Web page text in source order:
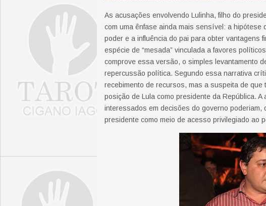
As acusações envolvendo Lulinha, filho do
com uma ênfase ainda mais sensível: a
poder e a influência do pai para obter vantagens
espécie de “mesada” vinculada a favores
comprove essa versão, o simples levantamento
repercussão política. Segundo essa narrativa
recebimento de recursos, mas a suspeita de
posição de Lula como presidente da República.
interessados em decisões do governo poderiam,
presidente como meio de acesso privilegiado ao